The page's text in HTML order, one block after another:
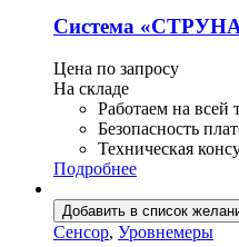
Система
Цена по запросу
На складе
Работаем на
Безопасность
Техническая
Подробнее
Добавить в список
Сенсор, Уровнемеры